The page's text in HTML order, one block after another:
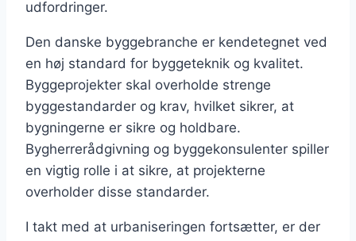
udfordringer.
Den danske byggebranche er kendetegnet ved
en høj standard for byggeteknik og kvalitet.
Byggeprojekter skal overholde strenge
byggestandarder og krav, hvilket sikrer, at
bygningerne er sikre og holdbare.
Bygherrerådgivning og byggekonsulenter spiller
en vigtig rolle i at sikre, at projekterne
overholder disse standarder.
I takt med at urbaniseringen fortsætter, er der